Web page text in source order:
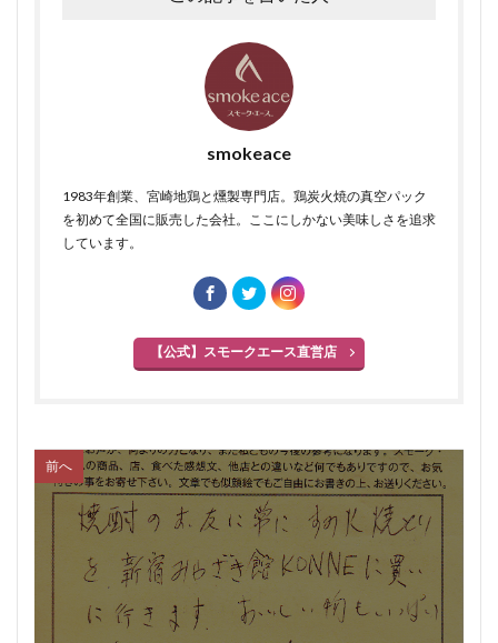
smokeace
1983年創業、宮崎地鶏と燻製専門店。鶏炭火焼の真空パック
を初めて全国に販売した会社。ここにしかない美味しさを追求
しています。
【公式】スモークエース直営店
前へ